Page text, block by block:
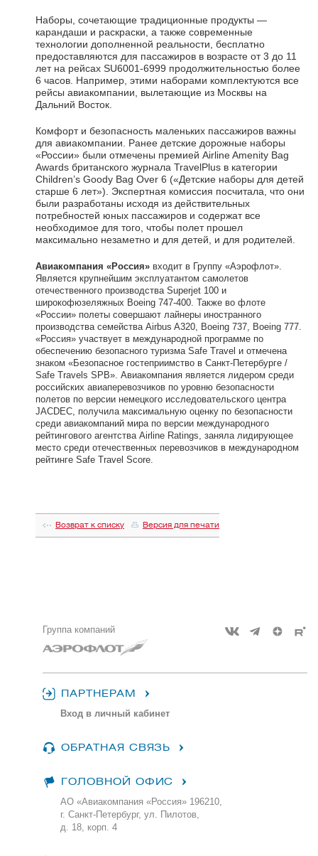
Наборы, сочетающие традиционные продукты —
карандаши и раскраски, а также современные
технологии дополненной реальности, бесплатно
предоставляются для пассажиров в возрасте от 3 до 11
лет на рейсах SU6001-6999 продолжительностью более
6 часов. Например, этими наборами комплектуются все
рейсы авиакомпании, вылетающие из Москвы на
Дальний Восток.
Комфорт и безопасность маленьких пассажиров важны
для авиакомпании. Ранее детские дорожные наборы
«России» были отмечены премией Airline Amenity Bag
Awards британского журнала TravelPlus в категории
Children’s Goody Bag Over 6 («Детские наборы для детей
старше 6 лет»). Экспертная комиссия посчитала, что они
были разработаны исходя из действительных
потребностей юных пассажиров и содержат все
необходимое для того, чтобы полет прошел
максимально незаметно и для детей, и для родителей.
Авиакомпания «Россия» входит в Группу «Аэрофлот».
Является крупнейшим эксплуатантом самолетов
отечественного производства Superjet 100 и
широкофюзеляжных Boeing 747-400. Также во флоте
«России» полеты совершают лайнеры иностранного
производства семейства Airbus A320, Boeing 737, Boeing 777.
«Россия» участвует в международной программе по
обеспечению безопасного туризма Safe Travel и отмечена
знаком «Безопасное гостеприимство в Санкт-Петербурге /
Safe Travels SPB». Авиакомпания является лидером среди
российских авиаперевозчиков по уровню безопасности
полетов по версии немецкого исследовательского центра
JACDEC, получила максимальную оценку по безопасности
среди авиакомпаний мира по версии международного
рейтингового агентства Airline Ratings, заняла лидирующее
место среди отечественных перевозчиков в международном
рейтинге Safe Travel Score.
Возврат к списку Версия для печати
Группа компаний
ПАРТНЕРАМ
Вход в личный кабинет
ОБРАТНАЯ СВЯЗЬ
ГОЛОВНОЙ ОФИС
АО «Авиакомпания «Россия» 196210,
г. Санкт-Петербург, ул. Пилотов,
д. 18, корп. 4